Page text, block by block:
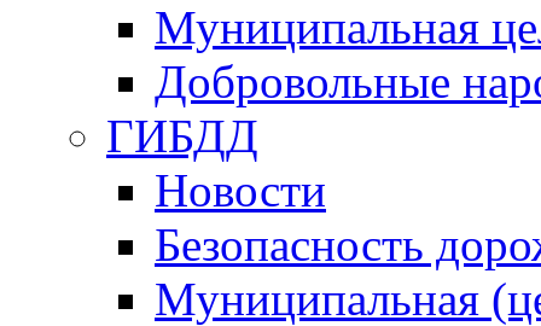
Муниципальная
Добровольные
ГИБДД
Новости
Безопасность
Муниципальная